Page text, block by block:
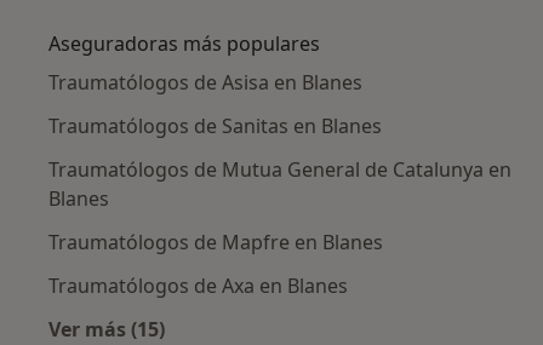
Aseguradoras más populares
Traumatólogos de Asisa en Blanes
Traumatólogos de Sanitas en Blanes
Traumatólogos de Mutua General de Catalunya en
Blanes
Traumatólogos de Mapfre en Blanes
Traumatólogos de Axa en Blanes
Ver más (15)